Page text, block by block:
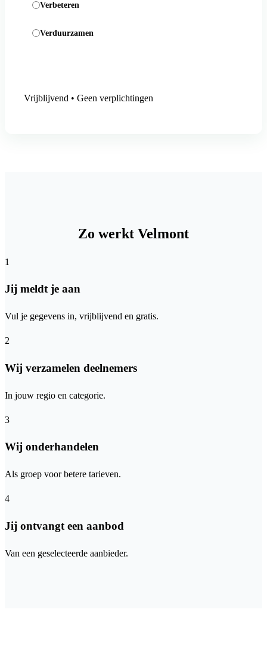
Verbeteren
Verduurzamen
Vrijblijvend • Geen verplichtingen
Zo werkt Velmont
1
Jij meldt je aan
Vul je gegevens in, vrijblijvend en gratis.
2
Wij verzamelen deelnemers
In jouw regio en categorie.
3
Wij onderhandelen
Als groep voor betere tarieven.
4
Jij ontvangt een aanbod
Van een geselecteerde aanbieder.